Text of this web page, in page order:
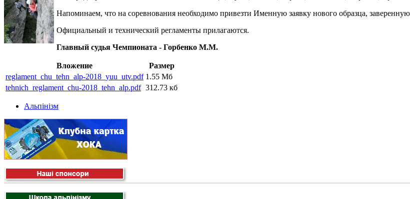
Напоминаем, что на соревнования необходимо привезти Именную заявку нового образца,
Официальный и технический регламенты прилагаются.
Главный судья Чемпионата - Горбенко М.М.
Вложение
Размер
reglament_chu_tehn_alp-2018_yuu_utv.pdf 1.55 Мб
tehnich_reglament_chu-2018_tehn_alp.pdf 312.73 кб
Альпінізм